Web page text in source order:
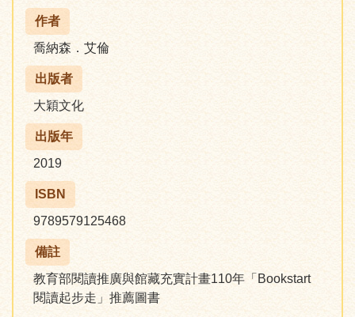
作者
喬納森．艾倫
出版者
大穎文化
出版年
2019
ISBN
9789579125468
備註
教育部閱讀推廣與館藏充實計畫110年「Bookstart
閱讀起步走」推薦圖書